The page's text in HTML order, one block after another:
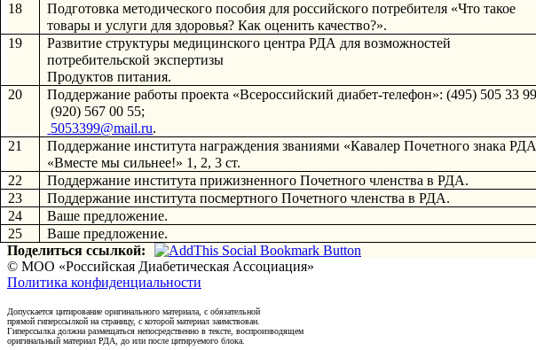
18
Подготовка методического пособия для российского потребителя «Что такое
товары и услуги для здоровья? Как оценить качество?».
19
Развитие структуры медицинского центра РДА для возможностей
потребительской экспертизы
Продуктов питания.
20
Поддержание работы проекта «Всероссийский диабет-телефон»: (495) 505 33
(920) 567 00 55;
5053399@mail.ru.
21
Поддержание института награждения званиями «Кавалер Почетного знака РДА
«Вместе мы сильнее!» 1, 2, 3 ст.
22
Поддержание института прижизненного Почетного членства в РДА.
23
Поддержание института посмертного Почетного членства в РДА.
24
Ваше предложение.
25
Ваше предложение.
Поделиться ссылкой:
© МОО «Российская Диабетическая Ассоциация»
Политика конфиденциальности
Допускается цитирование оригинального материала, с обязательной
прямой гиперссылкой на страницу, с которой материал заимствован.
Гиперссылка должна размещаться непосредственно в тексте, воспроизводящем
оригинальный материал РДА, до или после цитируемого блока.